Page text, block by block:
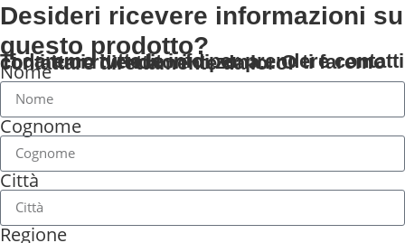
Desideri ricevere informazioni su
questo prodotto?
Ti daremo tutte le info per prendere contatti con i tuoi rivenditori di zona... O ti faremo contattare direttamente da loro!
Nome
Cognome
Città
Regione